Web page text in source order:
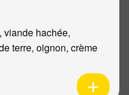
viande hachée,
terre, oignon, crème